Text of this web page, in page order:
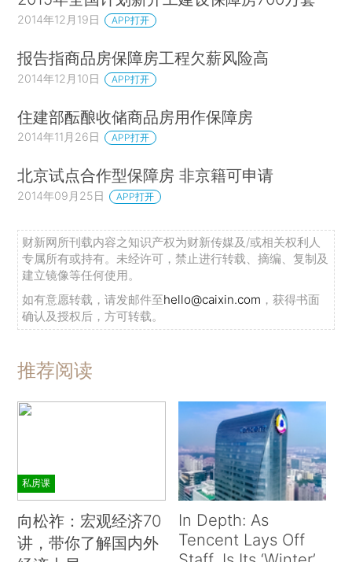
2014年12月19日 APP打开
报告指商品房保障房工程欠薪风险高
2014年12月10日 APP打开
住建部酝酿收储商品房用作保障房
2014年11月26日 APP打开
北京试点合作型保障房 非京籍可申请
2014年09月25日 APP打开
财新网所刊载内容之知识产权为财新传媒及/或相关权利人
专属所有或持有。未经许可，禁止进行转载、摘编、复制及
建立镜像等任何使用。
如有意愿转载，请发邮件至hello@caixin.com ，获得书面
确认及授权后，方可转载。
推荐阅读
私房课
向松祚：宏观经济70
讲，带你了解国内外
In Depth: As
Tencent Lays Off